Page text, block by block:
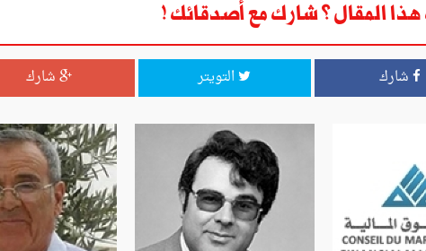
المقال ؟ شارك مع أصدقائك !
شارك التويتر شارك